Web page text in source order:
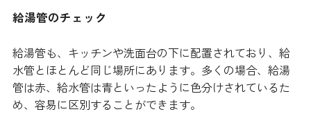
給湯管のチェック
給湯管も、キッチンや洗面台の下に配置されており、給
水管とほとんど同じ場所にあります。多くの場合、給湯
管は赤、給水管は青といったように色分けされているた
め、容易に区別することができます。